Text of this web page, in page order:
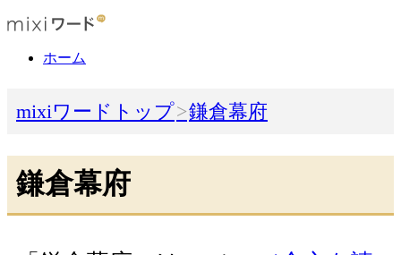
ホーム
mixiワードトップ 鎌倉幕府
鎌倉幕府